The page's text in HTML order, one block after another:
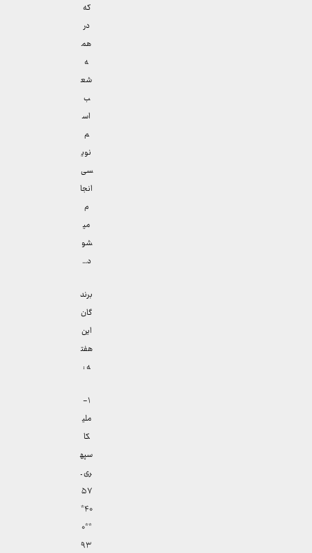
که
در
هم
ه
شع
ب
اس
م
نوی
سی
انجا
م
می
شو
د…
برند
گان
این
هفت
ه :
۱-
ملی
کا
سپه
ری ـ
۵۷
۴۰*
**۰
۹۳